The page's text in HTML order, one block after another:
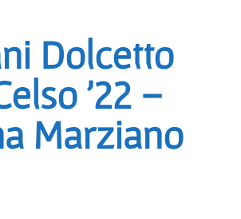
Dolcetto
’22 –
Marziano